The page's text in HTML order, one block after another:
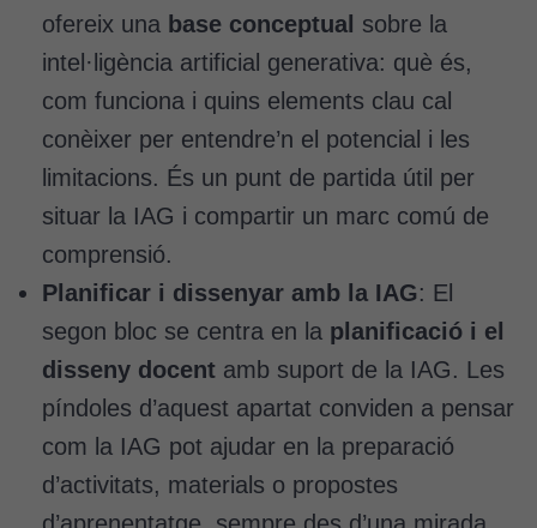
ofereix una base conceptual sobre la
intel·ligència artificial generativa: què és,
com funciona i quins elements clau cal
conèixer per entendre’n el potencial i les
limitacions. És un punt de partida útil per
situar la IAG i compartir un marc comú de
comprensió.
Planificar i dissenyar amb la IAG: El
segon bloc se centra en la planificació i el
disseny docent amb suport de la IAG. Les
píndoles d’aquest apartat conviden a pensar
com la IAG pot ajudar en la preparació
d’activitats, materials o propostes